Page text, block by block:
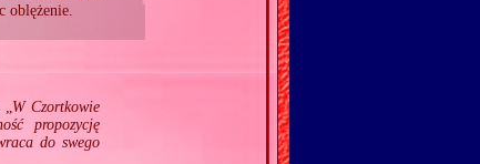
oblężenie.
W Czortkowie
propozycję
do swego